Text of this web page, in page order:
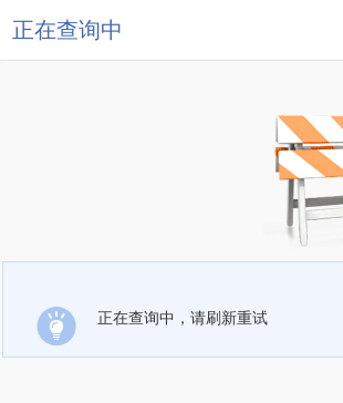
正在查询中
正在查询中，请刷新重试